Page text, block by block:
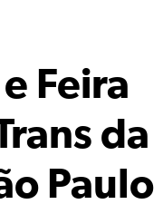
Feira
da
Paulo